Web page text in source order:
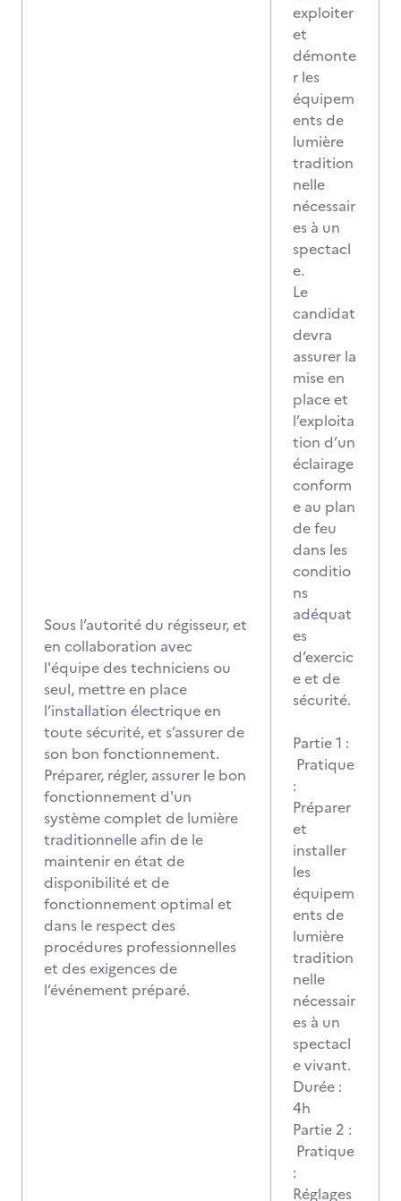
Sous l’autorité du régisseur, et
en collaboration avec
l'équipe des techniciens ou
seul, mettre en place
l’installation électrique en
toute sécurité, et s’assurer de
son bon fonctionnement.
Préparer, régler, assurer le bon
fonctionnement d'un
système complet de lumière
traditionnelle afin de le
maintenir en état de
disponibilité et de
fonctionnement optimal et
dans le respect des
procédures professionnelles
et des exigences de
l’événement préparé.
exploiter
et
démonte
r les
équipem
ents de
lumière
tradition
nelle
nécessair
es à un
spectacl
e.
Le
candidat
devra
assurer la
mise en
place et
l’exploita
tion d’un
éclairage
conform
e au plan
de feu
dans les
conditio
ns
adéquat
es
d’exercic
e et de
sécurité.
Partie 1 :
Pratique
:
Préparer
et
installer
les
équipem
ents de
lumière
tradition
nelle
nécessair
es à un
spectacl
e vivant.
Durée :
4h
Partie 2 :
Pratique
:
Réglages